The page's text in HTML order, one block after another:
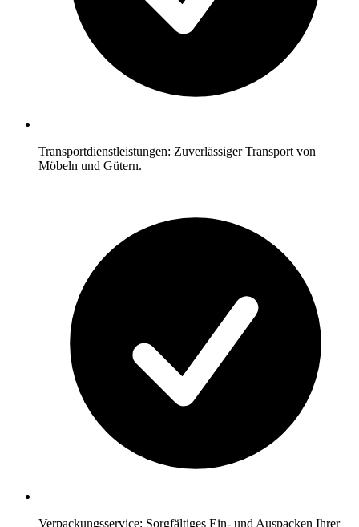
Transportdienstleistungen: Zuverlässiger Transport von
Möbeln und Gütern.
Verpackungsservice: Sorgfältiges Ein- und Auspacken Ihrer